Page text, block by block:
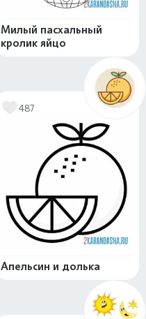
Милый пасхальный
кролик яйцо
487
Апельсин и долька